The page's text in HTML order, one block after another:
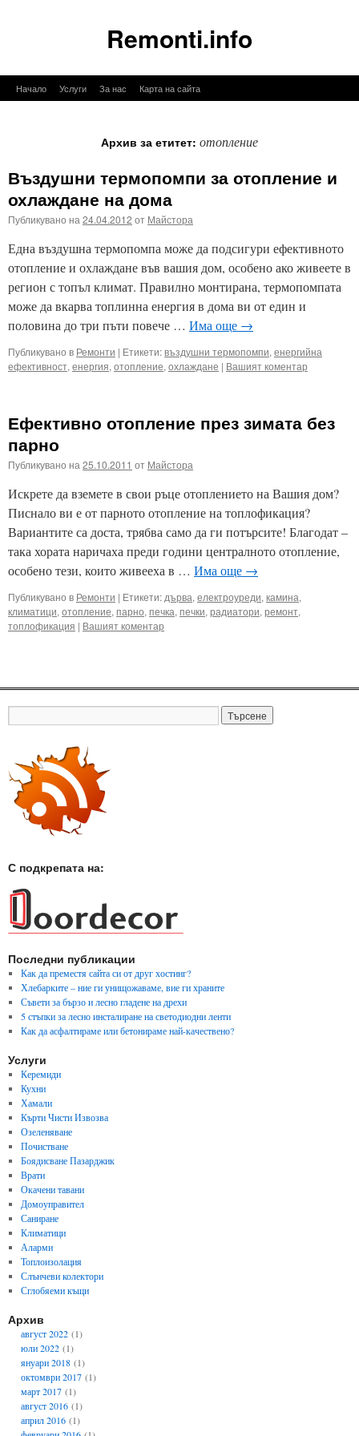
Remonti.info
КъмНачало Услуги За нас Карта на сайта
Архив за етитет: отопление
Въздушни термопомпи за отопление и
охлаждане на дома
Публикувано на 24.04.2012 от Майстора
Една въздушна термопомпа може да подсигури ефективното
отопление и охлаждане във вашия дом, особено ако живеете в
регион с топъл климат. Правилно монтирана, термопомпата
може да вкарва топлинна енергия в дома ви от един и
половина до три пъти повече … Има още →
Публикувано в Ремонти | Етикети:въздушни термопомпи, енергийна
ефективност, енергия, отопление, охлаждане | Вашият коментар
Ефективно отопление през зимата без
парно
Публикувано на 25.10.2011 от Майстора
Искрете да вземете в свои ръце отоплението на Вашия дом?
Писнало ви е от парното отопление на топлофикация?
Вариантите са доста, трябва само да ги потърсите! Благодат –
така хората наричаха преди години централното отопление,
особено тези, които живееха в … Има още →
Публикувано в Ремонти | Етикети: дърва, електроуреди, камина,
климатици, отопление, парно, печка, печки, радиатори, ремонт,
топлофикация | Вашият коментар
С подкрепата на:
Последни публикации
Как да преместя сайта си от друг хостинг?
Хлебарките – ние ги унищожаваме, вие ги храните
Съвети за бързо и лесно гладене на дрехи
5 стъпки за лесно инсталиране на светодиодни ленти
Как да асфалтираме или бетонираме най-качествено?
Услуги
Керемиди
Кухни
Хамали
Кърти Чисти Извозва
Озеленяване
Почистване
Боядисване Пазарджик
Врати
Окачени тавани
Домоуправител
Саниране
Климатици
Аларми
Топлоизолация
Слънчеви колектори
Сглобяеми къщи
Архив
август 2022(1)
юли 2022(1)
януари 2018(1)
октомври 2017(1)
март 2017(1)
август 2016(1)
април 2016(1)